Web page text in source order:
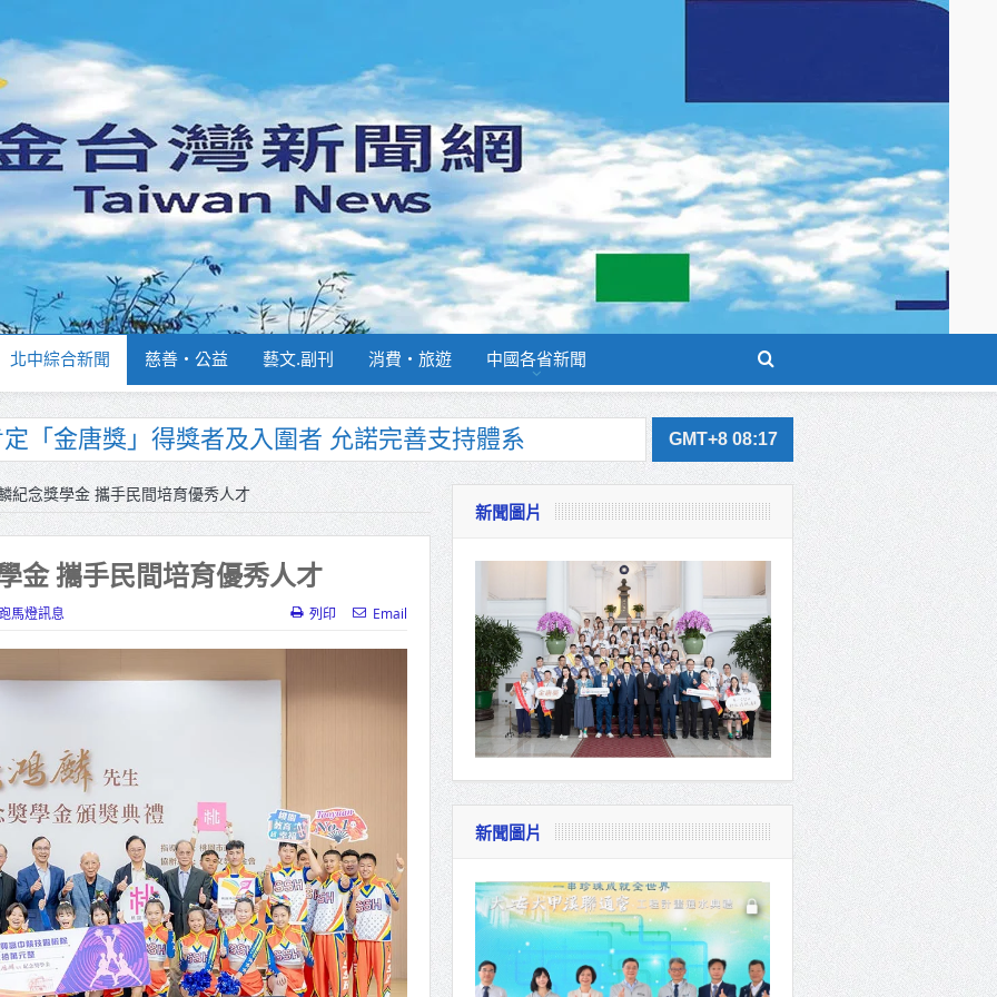
北中綜合新聞 慈善‧公益 藝文.副刊 消費‧旅遊 中國各省新聞
分署主官大換血 蔡順元勉提升巡防戰力
報再升級！8月31日補助擴大至國中生
程碑！萬大線動態測試 侯友宜蔣萬安攜手視察
業博覽會8/7盛大登場 新北形象館亮相
產業園區產業設施公共動土創造千個就業機會
運動中心」市長陳其邁、運動部長李洋各界貴賓共同
關帝廟全國國中小學書法比賽 圓滿落幕
主持將官晉任 期勉精進不對稱戰力
出「倒閣說」 喊推陳其邁組閣
「金唐獎」得獎者及入圍者 允諾完善支持體系
GMT+8 08:17
紀念獎學金 攜手民間培育優秀人才
金 攜手民間培育優秀人才
馬燈訊息 列印 Email
新聞圖片
新聞圖片